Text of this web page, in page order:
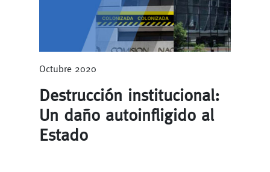
Octubre 2020
Destrucción institucional:
Un daño autoinfligido al
Estado